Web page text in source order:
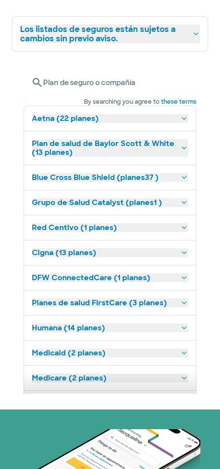
Los listados de seguros están sujetos a
cambios sin previo aviso.
Plan de seguro o compañía
By searching you agree tothese terms
Aetna (22 planes)
Plan de salud de Baylor Scott & White
(13 planes)
Blue Cross Blue Shield (planes37 )
Grupo de Salud Catalyst (planes1 )
Red Centivo (1 planes)
Cigna (13 planes)
DFW ConnectedCare (1 planes)
Planes de salud FirstCare (3 planes)
Humana (14 planes)
Medicaid (2 planes)
Medicare (2 planes)
Prism Electric (1 planes)
Plan de Salud Superior (19 planes)